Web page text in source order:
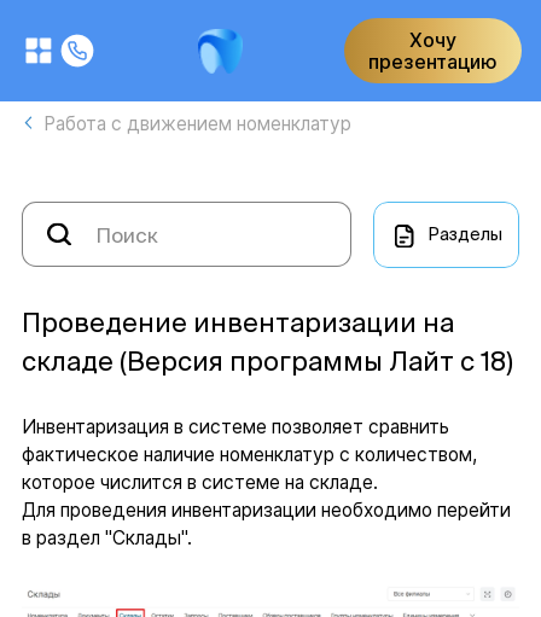
Хочу
презентацию
Работа с движением номенклатур
Разделы
Проведение инвентаризации на
складе (Версия программы Лайт с 18)
Инвентаризация в системе позволяет сравнить
фактическое наличие номенклатур с количеством,
которое числится в системе на складе.
Для проведения инвентаризации необходимо перейти
в раздел "Склады".